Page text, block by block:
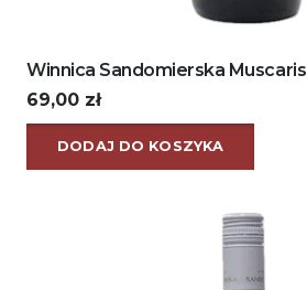
Winnica Sandomierska Muscaris
69,00 zł
DODAJ DO KOSZYKA